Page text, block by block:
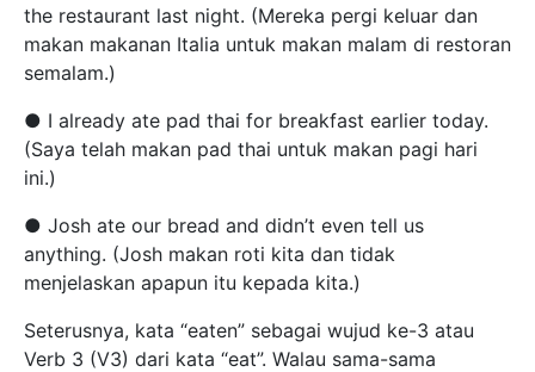
the restaurant last night. (Mereka pergi keluar dan
makan makanan Italia untuk makan malam di restoran
semalam.)
● I already ate pad thai for breakfast earlier today.
(Saya telah makan pad thai untuk makan pagi hari
ini.)
● Josh ate our bread and didn’t even tell us
anything. (Josh makan roti kita dan tidak
menjelaskan apapun itu kepada kita.)
Seterusnya, kata “eaten” sebagai wujud ke-3 atau
Verb 3 (V3) dari kata “eat”. Walau sama-sama